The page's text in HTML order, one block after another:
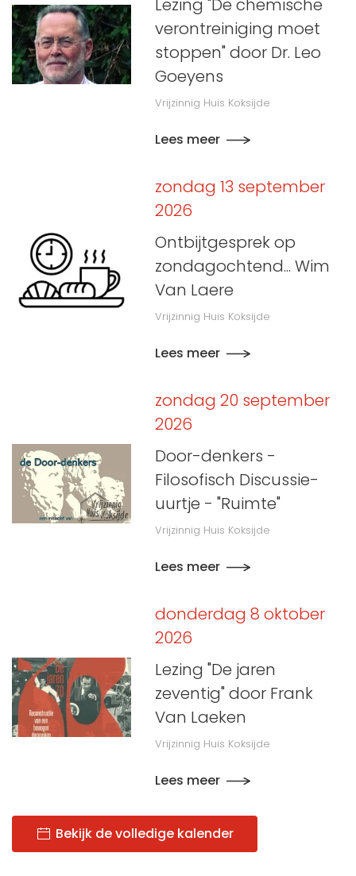
Lezing "De chemische
verontreiniging moet
stoppen" door Dr. Leo
Goeyens
Vrijzinnig Huis Koksijde
Lees meer
zondag 13 september
2026
Ontbijtgesprek op
zondagochtend... Wim
Van Laere
Vrijzinnig Huis Koksijde
Lees meer
zondag 20 september
2026
Door-denkers -
Filosofisch Discussie-
uurtje - "Ruimte"
Vrijzinnig Huis Koksijde
Lees meer
donderdag 8 oktober
2026
Lezing "De jaren
zeventig" door Frank
Van Laeken
Vrijzinnig Huis Koksijde
Lees meer
Bekijk de volledige kalender